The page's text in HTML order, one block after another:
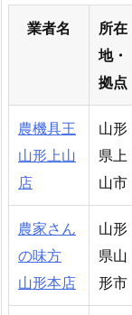
業者名
所在
地・
拠点
農機具王
山形上山
店
山形
県上
山市
農家さん
の味方
山形本店
山形
県山
形市